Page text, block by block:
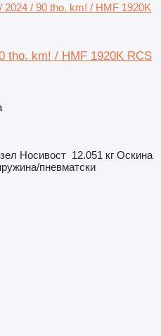
2024 / 90 tho. km! / HMF 1920K
tho. km! / HMF 1920K RCS
Носивост 12.051 кг Оскина
пневматски